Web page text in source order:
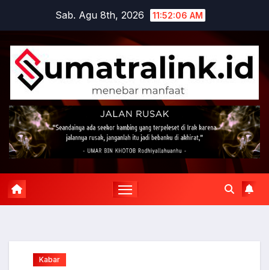
content
Sab. Agu 8th, 2026 11:52:07 AM
Kabar